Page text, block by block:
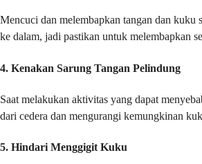
Mencuci dan melembapkan tangan dan kuku
ke dalam, jadi pastikan untuk melembapkan
4. Kenakan Sarung Tangan Pelindung
Saat melakukan aktivitas yang dapat
dari cedera dan mengurangi kemungkinan
5. Hindari Menggigit Kuku